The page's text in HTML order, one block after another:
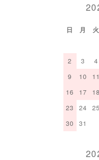
日 月 火
2
3 4
9
10 11
16
17 18
23
24 25
30
31